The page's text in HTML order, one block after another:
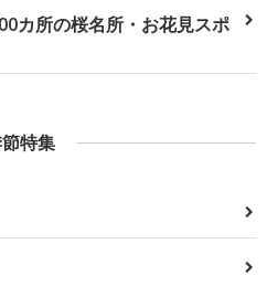
カ所の桜名所・お花見スポ
特集